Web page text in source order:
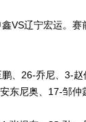
辽宁宏运。赛
、26-乔尼、3-赵
东尼奥、17-邹仲